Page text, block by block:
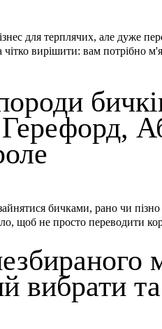
для терплячих, але дуже
вирішити: вам потрібно
Герефорд,
бичками, рано чи
щоб не просто переводити
вибрати